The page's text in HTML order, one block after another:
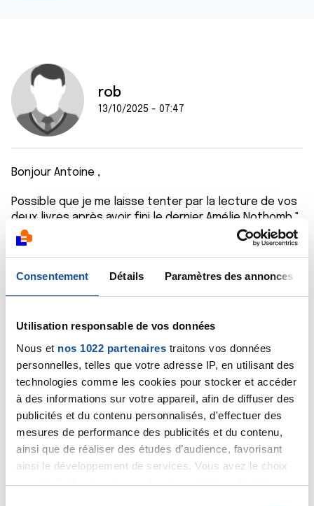
Consentement Détails Paramètres des annonces
Utilisation responsable de vos données
Nous et nos 1022 partenaires traitons vos données
personnelles, telles que votre adresse IP, en utilisant des
technologies comme les cookies pour stocker et accéder
à des informations sur votre appareil, afin de diffuser des
publicités et du contenu personnalisés, d'effectuer des
mesures de performance des publicités et du contenu,
ainsi que de réaliser des études d’audience, favorisant
ainsi le développement de services. Vous avez le choix
quant à l'utilisation de vos données et à leurs finalités.
rob
13/10/2025 - 07:47
Bonjour Antoine ,
Possible que je me laisse tenter par la lecture de vos
deux livres après avoir fini le dernier Amélie Nothomb "
Tant mieux " que je recommande au passage puisque
la mer et le cancer du poumon font partis de mon
pet scan , quand a moi c'est immuno aujourd'hui ( la
neuvième et c'est du keytruda ) .
Bonne journée a tous ...
Citer
Antoine88400